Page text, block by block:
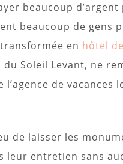
beaucoup d’argent
beaucoup de gens
en hôtel
Soleil Levant, ne
de vacances
de laisser les
leur entretien sans